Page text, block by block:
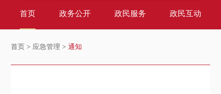
首页 政务公开 政民服务 政民互动
首页 > 应急管理 >通知